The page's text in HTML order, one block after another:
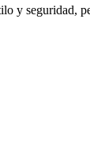
seguridad,